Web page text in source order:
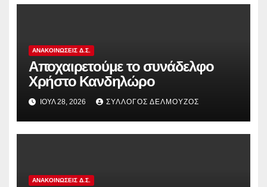
ΑΝΑΚΟΙΝΏΣΕΙΣ Δ.Σ.
Αποχαιρετούμε το συνάδελφο
Χρήστο Κανδηλώρο
ΙΟΎΛ 28, 2026 ΣΎΛΛΟΓΟΣ ΔΕΛΜΟΎΖΟΣ
ΑΝΑΚΟΙΝΏΣΕΙΣ Δ.Σ.